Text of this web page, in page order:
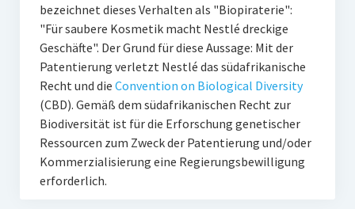
Vom Trend zur Tonne
bezeichnet dieses Verhalten als "Biopiraterie":
"Für saubere Kosmetik macht Nestlé dreckige
Geschäfte". Der Grund für diese Aussage: Mit der
Patentierung verletzt Nestlé das südafrikanische
Recht und die Convention on Biological Diversity
(CBD). Gemäß dem südafrikanischen Recht zur
Biodiversität ist für die Erforschung genetischer
Ressourcen zum Zweck der Patentierung und/oder
Kommerzialisierung eine Regierungsbewilligung
erforderlich.